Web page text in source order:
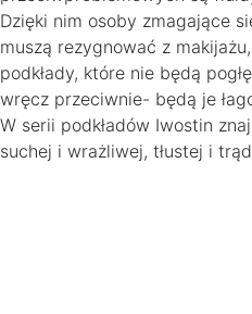
Dzięki nim osoby zmagające
muszą rezygnować z
podkłady, które nie będą
wręcz przeciwnie- będą je
W serii podkładów Iwostin
suchej i wrażliwej, tłustej i